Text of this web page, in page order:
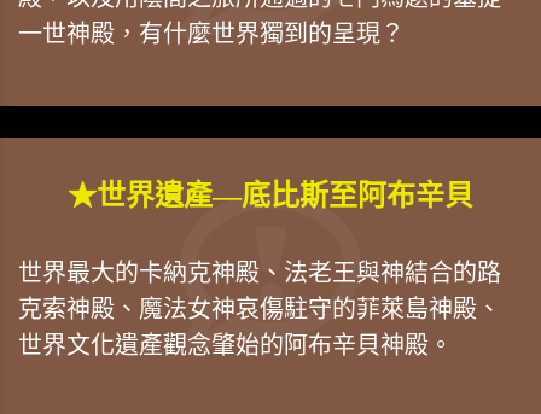
一世神殿，有什麼世界獨到的呈現？
★世界遺產—底比斯至阿布辛貝
世界最大的卡納克神殿、法老王與神結合的路
克索神殿、魔法女神哀傷駐守的菲萊島神殿、
世界文化遺產觀念肇始的阿布辛貝神殿。